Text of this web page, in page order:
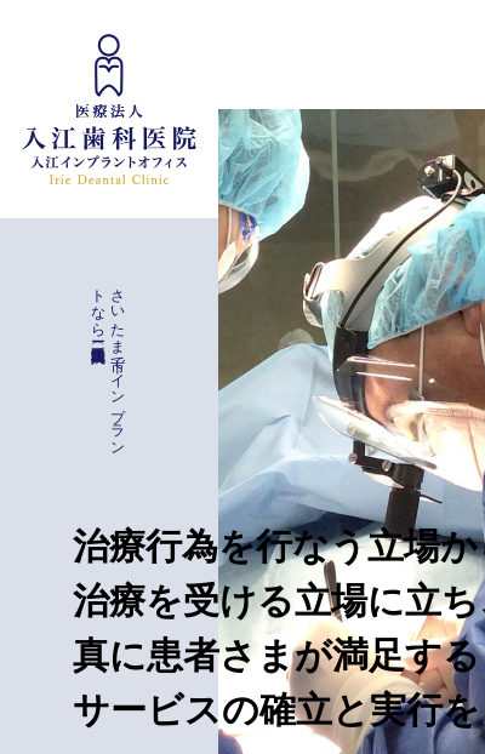
さ
い
た
ま
市で
イ
ン
プ
ラ
ン
ト
な
ら
ー
入江歯科医院（埼玉県）
インプラン
一般治療
治療行為を行なう立場
治療を受ける立場に立
真に患者さまが満足する
サービスの確立と実行